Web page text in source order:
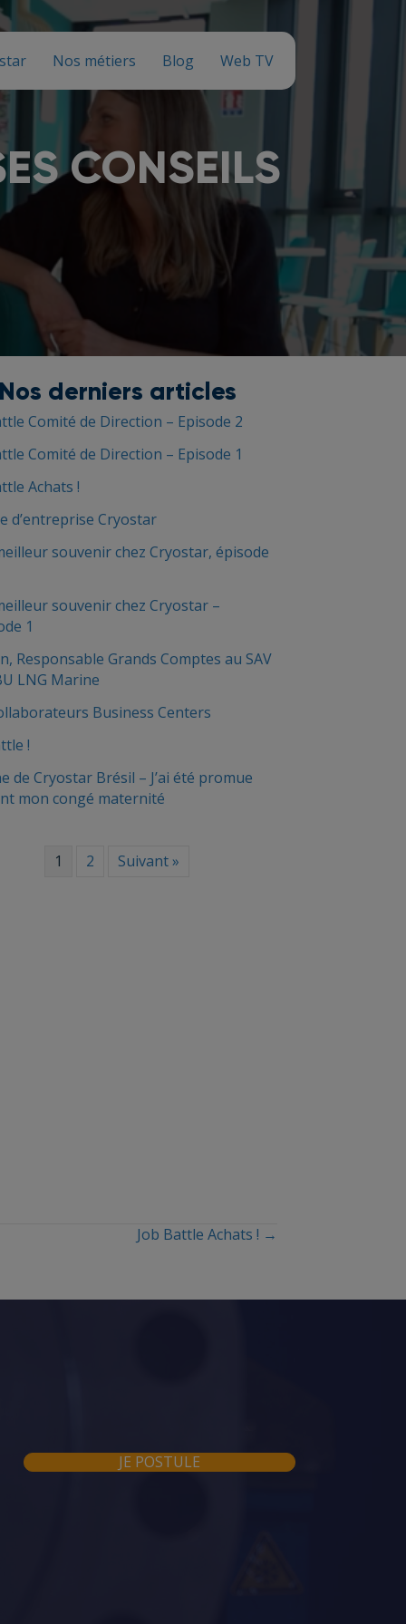
Nos métiers Blog Web TV
CONSEILS
Nos derniers articles
Comité de Direction – Episode 2
Comité de Direction – Episode 1
Achats !
d’entreprise Cryostar
souvenir chez Cryostar, épisode
souvenir chez Cryostar –
1
Responsable Grands Comptes au SAV
LNG Marine
Business Centers
!
de Cryostar Brésil – J’ai été promue
mon congé maternité
1 2 Suivant »
Job Battle Achats ! →
JE POSTULE